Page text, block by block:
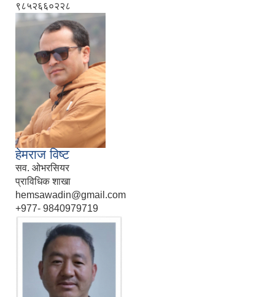
९८५२६६०२२८
हेमराज विष्ट
सव. ओभरसियर
प्राविधिक शाखा
hemsawadin@gmail.com
+977- 9840979719